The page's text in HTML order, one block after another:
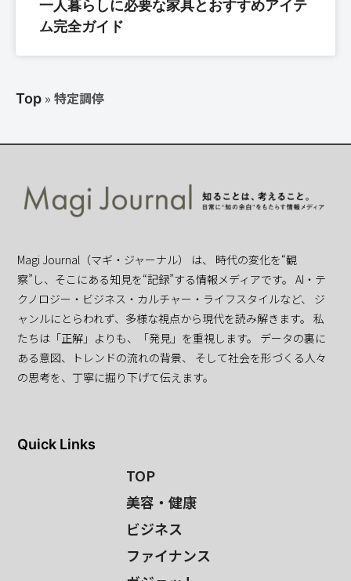
一人暮らしに必要な家具とおすすめアイテ
ム完全ガイド
Top » 特定調停
Magi Journal（マギ・ジャーナル） は、 時代の変化を“観
察”し、そこにある知見を“記録”する情報メディアです。 AI・テ
クノロジー・ビジネス・カルチャー・ライフスタイルなど、 ジ
ャンルにとらわれず、多様な視点から現代を読み解きます。 私
たちは「正解」よりも、「発見」を重視します。 データの裏に
ある意図、トレンドの流れの背景、 そして社会を形づくる人々
の思考を、丁寧に掘り下げて伝えます。
Quick Links
TOP
美容・健康
ビジネス
ファイナンス